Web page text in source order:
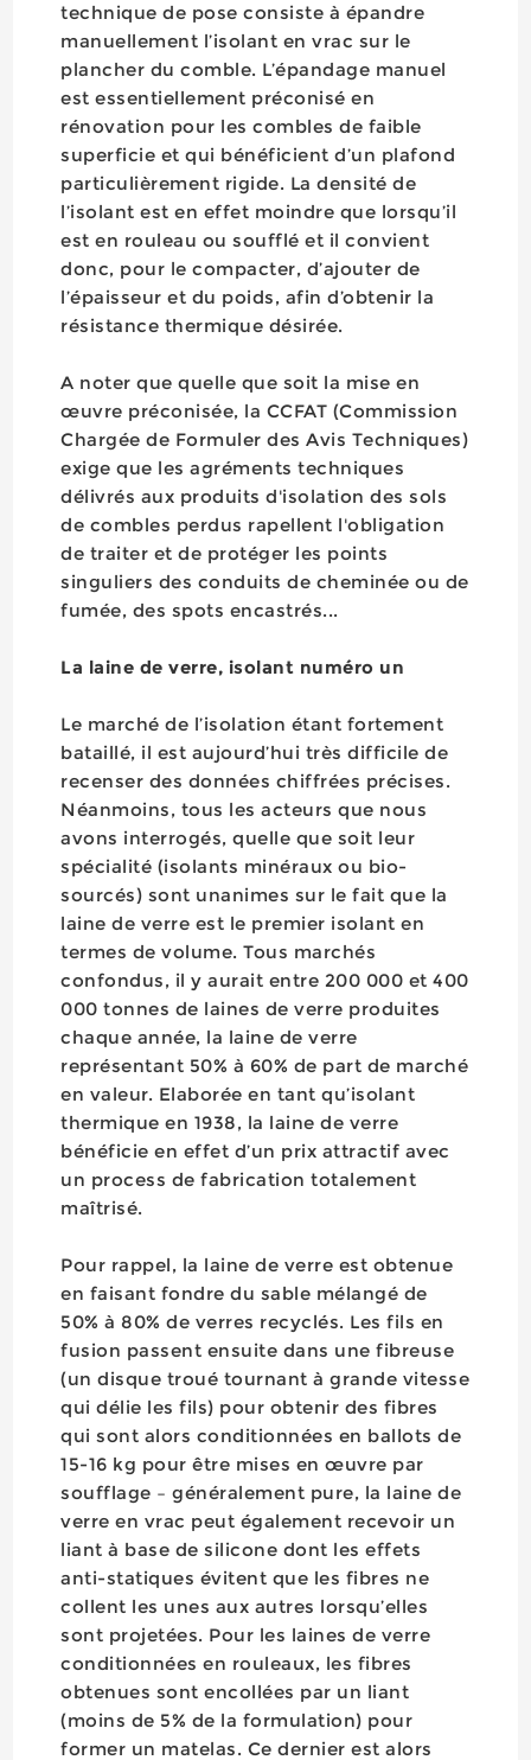
technique de pose consiste à épandre
manuellement l’isolant en vrac sur le
plancher du comble. L’épandage manuel
est essentiellement préconisé en
rénovation pour les combles de faible
superficie et qui bénéficient d’un plafond
particulièrement rigide. La densité de
l’isolant est en effet moindre que lorsqu’il
est en rouleau ou soufflé et il convient
donc, pour le compacter, d’ajouter de
l’épaisseur et du poids, afin d’obtenir la
résistance thermique désirée.
A noter que quelle que soit la mise en
œuvre préconisée, la CCFAT (Commission
Chargée de Formuler des Avis Techniques)
exige que les agréments techniques
délivrés aux produits d'isolation des sols
de combles perdus rapellent l'obligation
de traiter et de protéger les points
singuliers des conduits de cheminée ou de
fumée, des spots encastrés...
La laine de verre, isolant numéro un
Le marché de l’isolation étant fortement
bataillé, il est aujourd’hui très difficile de
recenser des données chiffrées précises.
Néanmoins, tous les acteurs que nous
avons interrogés, quelle que soit leur
spécialité (isolants minéraux ou bio-
sourcés) sont unanimes sur le fait que la
laine de verre est le premier isolant en
termes de volume. Tous marchés
confondus, il y aurait entre 200 000 et 400
000 tonnes de laines de verre produites
chaque année, la laine de verre
représentant 50% à 60% de part de marché
en valeur. Elaborée en tant qu’isolant
thermique en 1938, la laine de verre
bénéficie en effet d’un prix attractif avec
un process de fabrication totalement
maîtrisé.
Pour rappel, la laine de verre est obtenue
en faisant fondre du sable mélangé de
50% à 80% de verres recyclés. Les fils en
fusion passent ensuite dans une fibreuse
(un disque troué tournant à grande vitesse
qui délie les fils) pour obtenir des fibres
qui sont alors conditionnées en ballots de
15-16 kg pour être mises en œuvre par
soufflage – généralement pure, la laine de
verre en vrac peut également recevoir un
liant à base de silicone dont les effets
anti-statiques évitent que les fibres ne
collent les unes aux autres lorsqu’elles
sont projetées. Pour les laines de verre
conditionnées en rouleaux, les fibres
obtenues sont encollées par un liant
(moins de 5% de la formulation) pour
former un matelas. Ce dernier est alors